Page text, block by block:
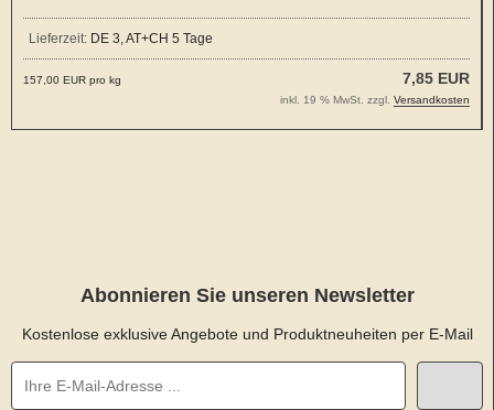
Lieferzeit: DE 3, AT+CH 5 Tage
7,85 EUR
157,00 EUR pro kg
inkl. 19 % MwSt. zzgl. Versandkosten
Abonnieren Sie unseren Newsletter
Kostenlose exklusive Angebote und Produktneuheiten per E-Mail